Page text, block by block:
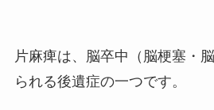
片麻痺は、脳卒中（脳梗塞・
られる後遺症の一つです。